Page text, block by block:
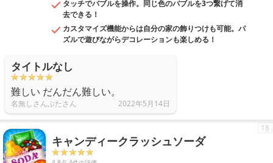
タッチでバブルを操作。同じ色のバブルを3つ繋げて消
去できる！
カスタマイズ機能からは自分の家の飾りつけも可能。パ
ズルで遊びながらデコレーションも楽しめる！
タイトルなし
難しい だんだん難しい。
名無しさんぶたさん 2022年5月14日
キャンディークラッシュソーダ
18